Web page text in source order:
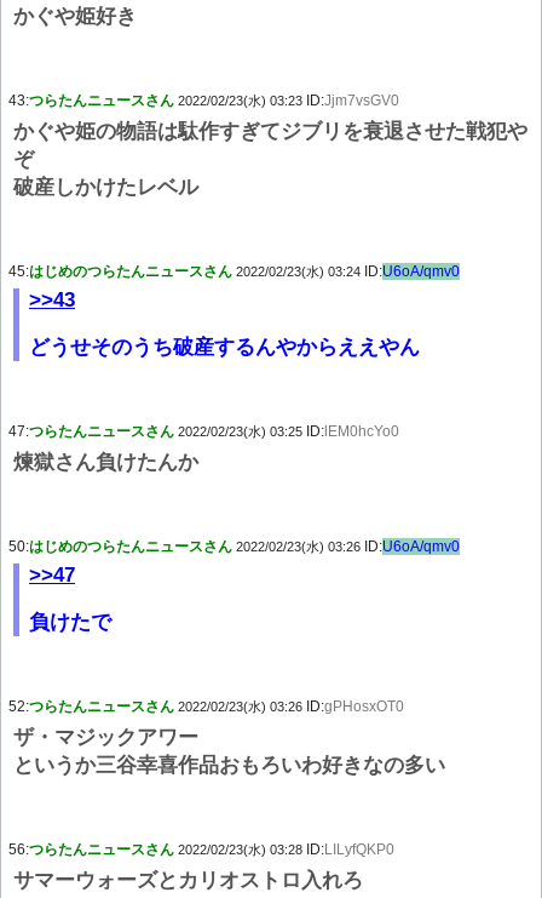
かぐや姫好き
43:つらたんニュースさん 2022/02/23(水) 03:23 ID:Jjm7vsGV0
かぐや姫の物語は駄作すぎてジブリを衰退させた戦犯や
ぞ
破産しかけたレベル
45:はじめのつらたんニュースさん 2022/02/23(水) 03:24 ID:U6oA/qmv0
>>43
どうせそのうち破産するんやからええやん
47:つらたんニュースさん 2022/02/23(水) 03:25 ID: lEM0hcYo0
煉獄さん負けたんか
50:はじめのつらたんニュースさん 2022/02/23(水) 03:26 ID:U6oA/qmv0
>>47
負けたで
52:つらたんニュースさん 2022/02/23(水) 03:26 ID:gPHosxOT0
ザ・マジックアワー
というか三谷幸喜作品おもろいわ好きなの多い
56:つらたんニュースさん 2022/02/23(水) 03:28 ID:LILyfQKP0
サマーウォーズとカリオストロ入れろ